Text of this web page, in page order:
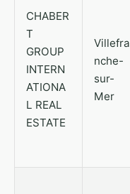
CHABER
T
GROUP
INTERN
ATIONA
L REAL
ESTATE
Villefra
nche-
sur-
Mer